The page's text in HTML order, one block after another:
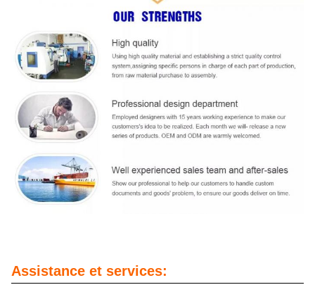
Assistance et services: